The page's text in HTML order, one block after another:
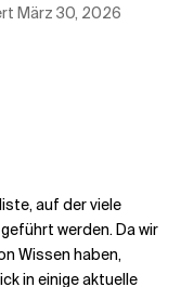
März 30, 2026
auf der viele
werden. Da wir
Wissen haben,
in einige aktuelle